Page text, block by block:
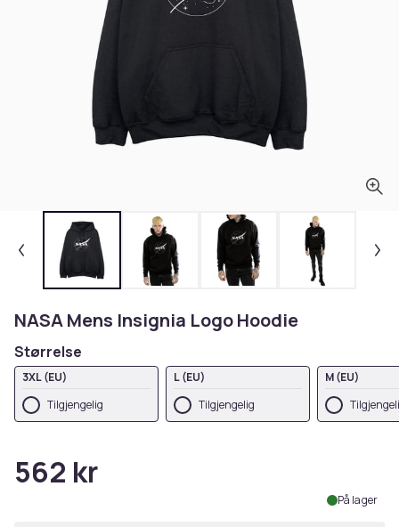
NASA Mens Insignia Logo Hoodie
Størrelse
3XL (EU)
Tilgjengelig
L (EU)
Tilgjengelig
M (EU)
562 kr
På lager